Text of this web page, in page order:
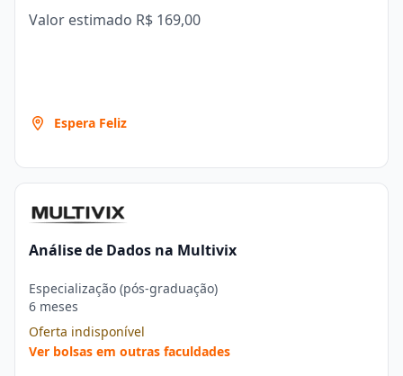
Valor estimado R$ 169,00
Espera Feliz
Análise de Dados na Multivix
Especialização (pós-graduação)
6 meses
Oferta indisponível
Ver bolsas em outras faculdades